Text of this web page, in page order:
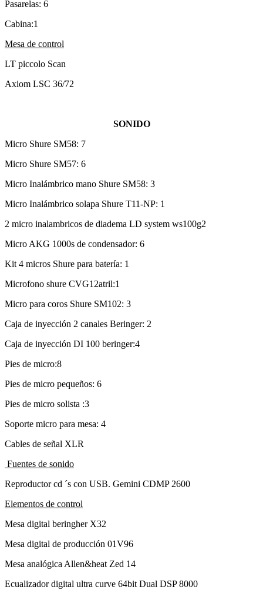
Pasarelas: 6
Cabina:1
Mesa de control
LT piccolo Scan
Axiom LSC 36/72
SONIDO
Micro Shure SM58: 7
Micro Shure SM57: 6
Micro Inalámbrico mano Shure SM58: 3
Micro Inalámbrico solapa Shure T11-NP: 1
2 micro inalambricos de diadema LD system ws100g2
Micro AKG 1000s de condensador: 6
Kit 4 micros Shure para batería: 1
Microfono shure CVG12atril:1
Micro para coros Shure SM102: 3
Caja de inyección 2 canales Beringer: 2
Caja de inyección DI 100 beringer:4
Pies de micro:8
Pies de micro pequeños: 6
Pies de micro solista :3
Soporte micro para mesa: 4
Cables de señal XLR
Fuentes de sonido
Reproductor cd ´s con USB. Gemini CDMP 2600
Elementos de control
Mesa digital beringher X32
Mesa digital de producción 01V96
Mesa analógica Allen&heat Zed 14
Ecualizador digital ultra curve 64bit Dual DSP 8000